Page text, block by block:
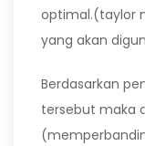
optimal.(taylor
yang akan
Berdasarkan
tersebut maka